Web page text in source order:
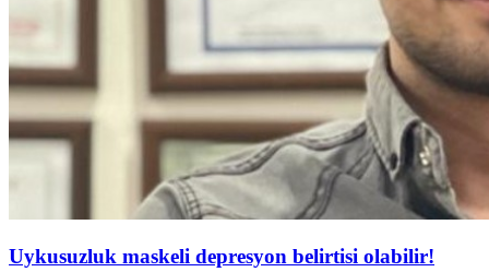
Uykusuzluk maskeli depresyon belirtisi olabilir!